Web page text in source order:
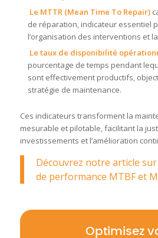
Le MTTR (Mean Time To Repair)
de réparation, indicateur essentiel
l’organisation des interventions et
Le taux de disponibilité
pourcentage de temps pendant
sont effectivement productifs,
stratégie de maintenance.
Ces indicateurs transforment la
mesurable et pilotable, facilitant la
investissements et l’amélioration
Découvrez notre article
de performance MTBF et
Optimisez